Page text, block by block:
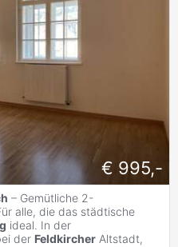
€ 995,-
– Gemütliche 2-
alle, die das städtische
ideal. In der
der Feldkircher Altstadt,